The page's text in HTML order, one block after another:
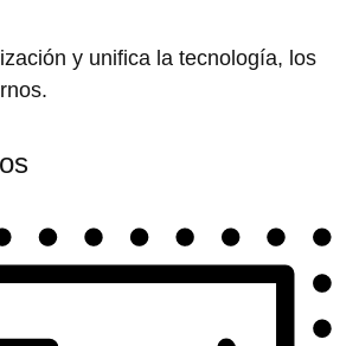
y unifica la tecnología, los